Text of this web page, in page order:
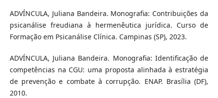
ADVÍNCULA, Juliana Bandeira. Monografia: Contribuições da
psicanálise freudiana à hermenêutica jurídica. Curso de
Formação em Psicanálise Clínica. Campinas (SP), 2023.
ADVÍNCULA, Juliana Bandeira. Monografia: Identificação de
competências na CGU: uma proposta alinhada à estratégia
de prevenção e combate à corrupção. ENAP. Brasília (DF),
2010.